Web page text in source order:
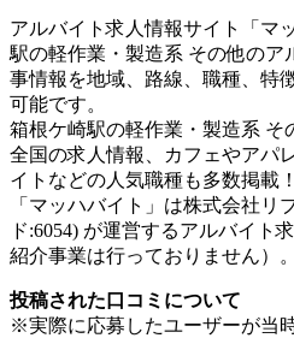
アルバイト求人情報サイト「マ
駅の軽作業・製造系 その他のア
事情報を地域、路線、職種、特
可能です。
箱根ケ崎駅の軽作業・製造系 そ
全国の求人情報、カフェやアパ
イトなどの人気職種も多数掲載！
「マッハバイト」は株式会社リ
ド:6054) が運営するアルバイト
紹介事業は行っておりません）。
投稿された口コミについて
※実際に応募したユーザーが当